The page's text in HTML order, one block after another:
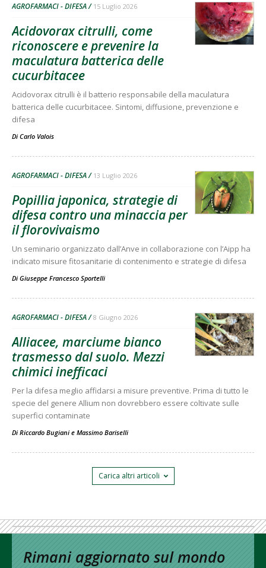
AGROFARMACI - DIFESA 15 Luglio 2026
Acidovorax citrulli, come
riconoscere e prevenire la
maculatura batterica delle
cucurbitacee
Acidovorax citrulli è il batterio responsabile della maculatura
batterica delle cucurbitacee. Sintomi, diffusione, prevenzione e
difesa
Di Carlo Valois
AGROFARMACI - DIFESA 13 Luglio 2026
Popillia japonica, strategie di
difesa contro una minaccia per
il florovivaismo
Un seminario organizzato dall’Anve in collaborazione con l’Aipp ha
indicato misure fitosanitarie di contenimento e strategie di difesa
Di Giuseppe Francesco Sportelli
AGROFARMACI - DIFESA 8 Giugno 2026
Alliacee, marciume bianco
trasmesso dal suolo. Mezzi
chimici inefficaci
Per la difesa meglio affidarsi a misure preventive. Prima di tutto le
specie del genere Allium non dovrebbero essere coltivate sulle
superfici contaminate
Di Riccardo Bugiani e Massimo Bariselli
Carica altri articoli
Rimani aggiornato sul mondo